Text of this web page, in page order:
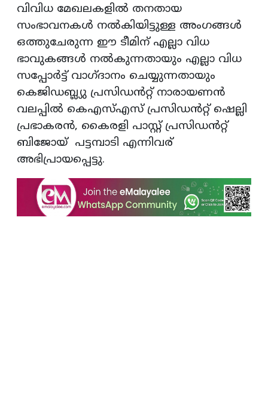
വിവിധ മേഖലകളിൽ തനതായ
സംഭാവനകൾ നൽകിയിട്ടുള്ള അംഗങ്ങൾ
ഒത്തുചേരുന്ന ഈ ടീമിന് എല്ലാ വിധ
ഭാവുകങ്ങൾ നൽകുന്നതായും എല്ലാ വിധ
സപ്പോർട്ട് വാഗ്ദാനം ചെയ്യുന്നതായും
കെജിഡബ്ല്യു പ്രസിഡൻറ്റ് നാരായണൻ
വലപ്പിൽ കെഎസ്എസ് പ്രസിഡൻറ്റ് ഷെല്ലി
പ്രഭാകരൻ, കൈരളി പാസ്റ്റ് പ്രസിഡൻറ്റ്
ബിജോയ് പട്ടമ്പാടി എന്നിവര്
അഭിപ്രായപ്പെട്ടു.